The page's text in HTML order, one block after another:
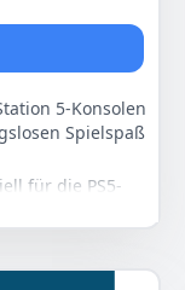
5-Konsolen
Spielspaß
für die PS5-
einfache,
der